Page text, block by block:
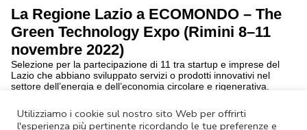
Utilizziamo i cookie sul nostro sito Web per offrirti
l'esperienza più pertinente ricordando le tue preferenze e
La Regione Lazio a ECOMONDO – The
Green Technology Expo (Rimini 8–11
novembre 2022)
Selezione per la partecipazione di 11 tra startup e imprese del
Lazio che abbiano sviluppato servizi o prodotti innovativi nel
settore dell’energia e dell’economia circolare e rigenerativa.
continua a leggere